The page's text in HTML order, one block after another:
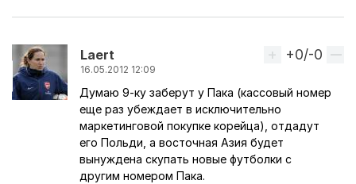
Laert
16.05.2012 12:09
Вверх
+0/-0
Думаю 9-ку заберут у Пака (кассовый номер
еще раз убеждает в исключительно
маркетинговой покупке корейца), отдадут
его Польди, а восточная Азия будет
вынуждена скупать новые футболки с
другим номером Пака.